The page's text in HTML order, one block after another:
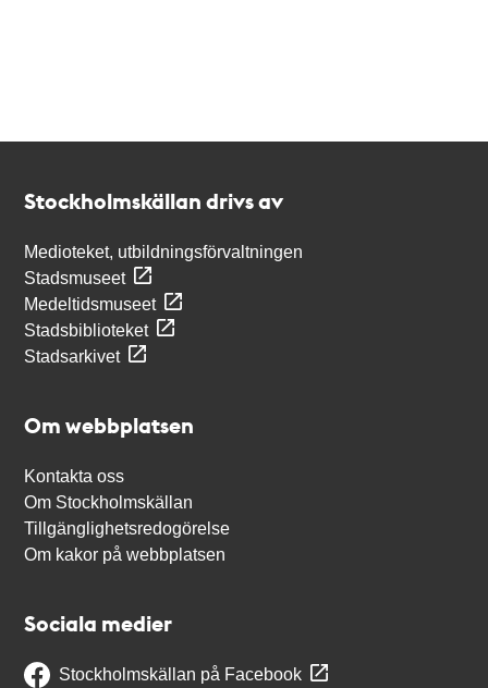
Stockholmskällan drivs av
Medioteket, utbildningsförvaltningen
Stadsmuseet
Medeltidsmuseet
Stadsbiblioteket
Stadsarkivet
Om webbplatsen
Kontakta oss
Om Stockholmskällan
Tillgänglighetsredogörelse
Om kakor på webbplatsen
Sociala medier
Stockholmskällan på Facebook